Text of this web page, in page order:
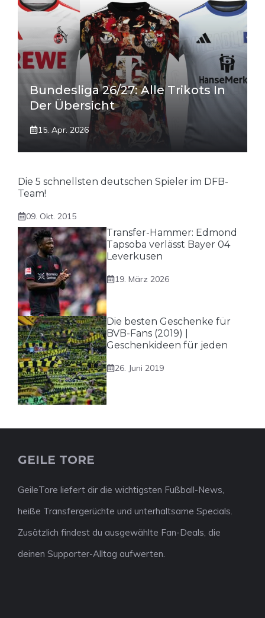
Bundesliga 26/27: Alle Trikots In
Der Übersicht
15. Apr. 2026
Die 5 schnellsten deutschen Spieler im DFB-
Team!
09. Okt. 2015
Transfer-Hammer: Edmond
Tapsoba verlässt Bayer 04
Leverkusen
19. März 2026
Die besten Geschenke für
BVB-Fans (2019) |
Geschenkideen für jeden
26. Juni 2019
GEILE TORE
GeileTore liefert dir die wichtigsten Fußball-News,
heiße Transfergerüchte und unterhaltsame Specials.
Zusätzlich findest du ausgewählte Fan-Deals, die
deinen Supporter-Alltag aufwerten.